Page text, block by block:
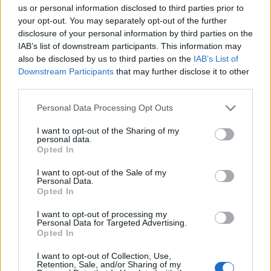
us or personal information disclosed to third parties prior to
your opt-out. You may separately opt-out of the further
disclosure of your personal information by third parties on the
IAB’s list of downstream participants. This information may
also be disclosed by us to third parties on the IAB’s List of
Downstream Participants that may further disclose it to other
Personal Data Processing Opt Outs
I want to opt-out of the Sharing of my
personal data.
Opted In
I want to opt-out of the Sale of my
Personal Data.
Opted In
I want to opt-out of processing my
Personal Data for Targeted Advertising.
Opted In
I want to opt-out of Collection, Use,
Retention, Sale, and/or Sharing of my
ΔΗΜΟΦΙΛΗ
Όμιλος ΔΕΗ: Νέα συμφωνία για χαρτοφυλάκιο
έργων ΑΠΕ άνω των 2 GW σε Πολωνία και
Ελληνική Αναπτυξιακή Τράπεζα: Με «προίκα» 2
δισ. ευρώ ανοίγει δρόμο για δάνεια έως 5 δισ. σε
08/08/2026 - 11:22 ΤΡΑΠΕΖΕΣ
1,76%, κέρδη 23,31% από τις αρχές του έτους
08/08/2026 - 12:36
5G παντού, 6G στον ορίζοντα: Πού βρίσκεται η